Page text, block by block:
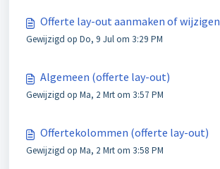
Offerte lay-out aanmaken of wijzigen
Gewijzigd op Do, 9 Jul om 3:29 PM
Algemeen (offerte lay-out)
Gewijzigd op Ma, 2 Mrt om 3:57 PM
Offertekolommen (offerte lay-out)
Gewijzigd op Ma, 2 Mrt om 3:58 PM